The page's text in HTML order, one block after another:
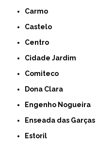
Carmo
Castelo
Centro
Cidade Jardim
Comiteco
Dona Clara
Engenho Nogueira
Enseada das Garças
Estoril